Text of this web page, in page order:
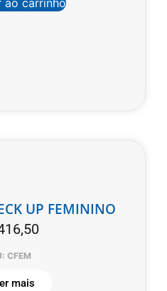
ao carrinho
UP FEMININO
CFEM
mais